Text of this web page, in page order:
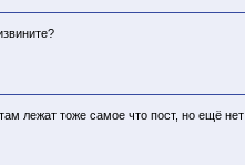
лежат тоже самое что пост, но ещё нет